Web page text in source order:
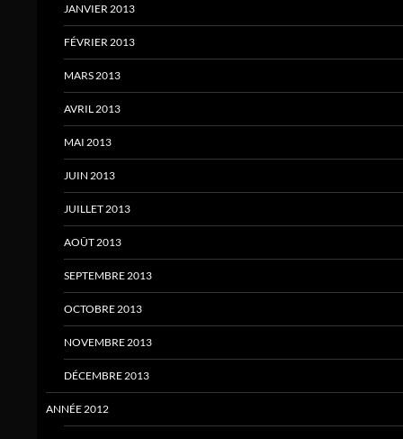
JANVIER 2013
FÉVRIER 2013
MARS 2013
AVRIL 2013
MAI 2013
JUIN 2013
JUILLET 2013
AOÛT 2013
SEPTEMBRE 2013
OCTOBRE 2013
NOVEMBRE 2013
DÉCEMBRE 2013
ANNÉE 2012